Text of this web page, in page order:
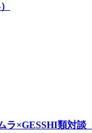
ラ×GESSHI類対談